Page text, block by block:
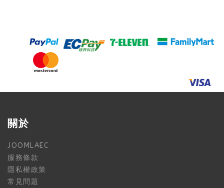
關於
JOOMLAEC
服務條款
隱私權政策
常見問題